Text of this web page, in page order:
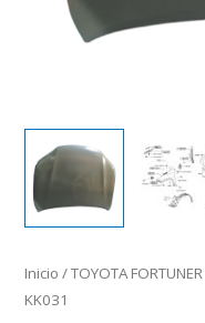
Inicio /TOYOTA FORTUNER
KK031